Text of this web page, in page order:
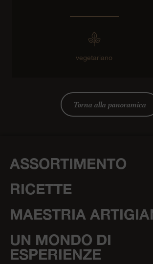
vegetariano
Torna alla panoramica
ASSORTIMENTO
RICETTE
MAESTRIA
UN MONDO DI
ESPERIENZE